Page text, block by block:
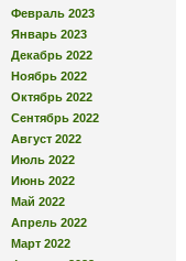
Февраль 2023
Январь 2023
Декабрь 2022
Ноябрь 2022
Октябрь 2022
Сентябрь 2022
Август 2022
Июль 2022
Июнь 2022
Май 2022
Апрель 2022
Март 2022